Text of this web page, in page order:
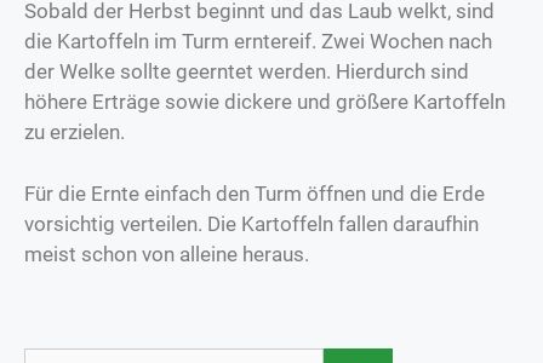
Sobald der Herbst beginnt und das Laub welkt, sind
die Kartoffeln im Turm erntereif. Zwei Wochen nach
der Welke sollte geerntet werden. Hierdurch sind
höhere Erträge sowie dickere und größere Kartoffeln
zu erzielen.
Für die Ernte einfach den Turm öffnen und die Erde
vorsichtig verteilen. Die Kartoffeln fallen daraufhin
meist schon von alleine heraus.